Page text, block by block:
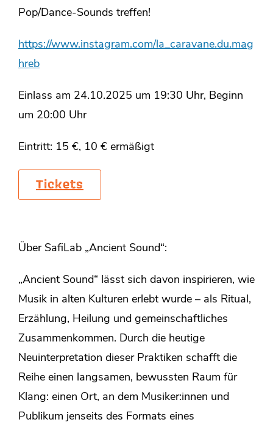
Pop/Dance-Sounds treffen!
https://www.instagram.com/la_caravane.du.mag
hreb
Einlass am 24.10.2025 um 19:30 Uhr, Beginn
um 20:00 Uhr
Eintritt: 15 €, 10 € ermäßigt
Tickets
Über SafiLab „Ancient Sound“:
„Ancient Sound“ lässt sich davon inspirieren, wie
Musik in alten Kulturen erlebt wurde – als Ritual,
Erzählung, Heilung und gemeinschaftliches
Zusammenkommen. Durch die heutige
Neuinterpretation dieser Praktiken schafft die
Reihe einen langsamen, bewussten Raum für
Klang: einen Ort, an dem Musiker:innen und
Publikum jenseits des Formats eines